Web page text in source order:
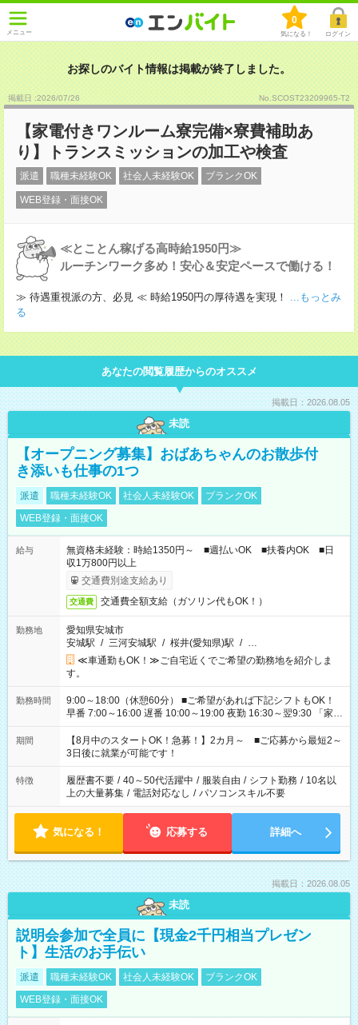
メニュー
0
気になる！ ログイン
お探しのバイト情報は掲載が終了しました。
掲載日 :2026/07/26 No.SCOST23209965-T2
【家電付きワンルーム寮完備×寮費補助あ
り】トランスミッションの加工や検査
派遣 職種未経験OK 社会人未経験OK ブランクOK
WEB登録・面接OK
≪とことん稼げる高時給1950円≫
ルーチンワーク多め！安心＆安定ペースで働ける！
≫ 待遇重視派の方、必見 ≪ 時給1950円の厚待遇を実現！
...もっとみ
る
あなたの閲覧履歴からのオススメ
掲載日：2026.08.05
未読
【オープニング募集】おばあちゃんのお散歩付
き添いも仕事の1つ
派遣 職種未経験OK 社会人未経験OK
ブランクOK
WEB登録・面接OK
給与
無資格未経験：時給1350円～ ■週払いOK ■扶養内OK ■日
収1万800円以上
交通費別途支給あり
交通費 交通費全額支給（ガソリン代もOK！）
勤務地
愛知県安城市
安城駅 / 三河安城駅 / 桜井(愛知県)駅 / …
≪車通勤もOK！≫ご自宅近くでご希望の勤務地を紹介しま
す。
勤務時間
9:00～18:00（休憩60分） ■ご希望があれば下記シフトもOK！
早番 7:00～16:00 遅番 10:00～19:00 夜勤 16:30～翌9:30 「家族
と休みを合わせたい」 「余裕を持って夕飯の準備がしたい」
「できれば残業はしたくない」 など、ご希望を教えてください
ね。 ※Wワーク希望の方へ 今ご覧のお仕事で希望する勤務時間
と、もう1つのお仕事の勤務時間。 合計で週40時間を超える場
合は応募できません。
期間
【8月中のスタートOK！急募！】2カ月～ ■ご応募から最短2～
3日後に就業が可能です！
特徴 履歴書不要 / 40～50代活躍中 / 服装自由 / シフト勤務 / 10名以
上の大量募集 / 電話対応なし / パソコンスキル不要
気になる！ 応募する 詳細へ
掲載日：2026.08.05
未読
説明会参加で全員に【現金2千円相当プレゼン
ト】生活のお手伝い
派遣 職種未経験OK 社会人未経験OK
ブランクOK
WEB登録・面接OK